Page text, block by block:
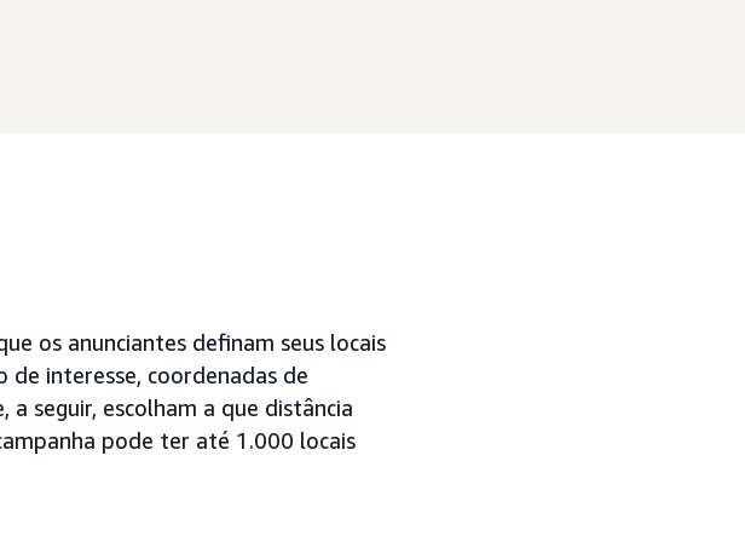
os anunciantes definam seus locais
de interesse, coordenadas de
seguir, escolham a que distância
pode ter até 1.000 locais